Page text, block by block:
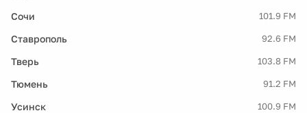
Сочи 101.9 FM
Ставрополь 92.6 FM
Тверь 103.8 FM
Тюмень 91.2 FM
Усинск 100.9 FM